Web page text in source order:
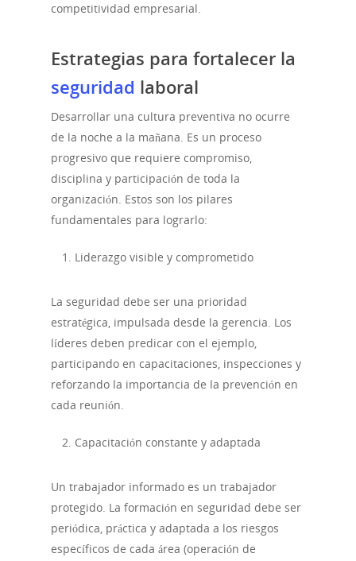
competitividad empresarial.
Estrategias para fortalecer la
seguridad laboral
Desarrollar una cultura preventiva no ocurre
de la noche a la mañana. Es un proceso
progresivo que requiere compromiso,
disciplina y participación de toda la
organización. Estos son los pilares
fundamentales para lograrlo:
Liderazgo visible y comprometido
La seguridad debe ser una prioridad
estratégica, impulsada desde la gerencia. Los
líderes deben predicar con el ejemplo,
participando en capacitaciones, inspecciones y
reforzando la importancia de la prevención en
cada reunión.
Capacitación constante y adaptada
Un trabajador informado es un trabajador
protegido. La formación en seguridad debe ser
periódica, práctica y adaptada a los riesgos
específicos de cada área (operación de